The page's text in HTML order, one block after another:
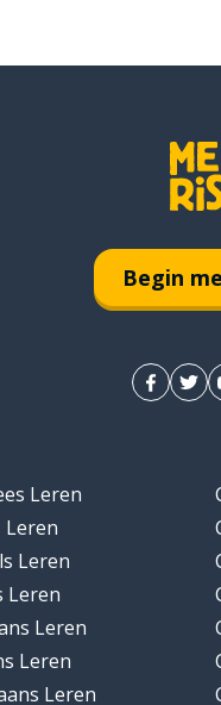
Begin
Leren
Leren
Leren
Leren
Leren
Leren
Leren